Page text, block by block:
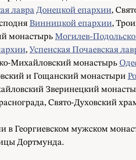
лавра Донецкой епархии,
Винницкой епархии,
монастырь Могилев-
, Успенская Почаевская
Михайловский монастырь
и Гощанский монастыри
Зверинецкий
Свято-Духовский
в Георгиевском мужском
Дортмунда.